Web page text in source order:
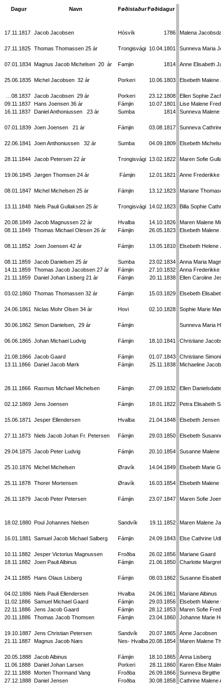
Dagur Navn FøðistaðurFøðidagur
17.11.1817 Jacob Jacobsen Hósvík 1786 Malena
27.11.1825 Thomas Thomassen 25 ár Trongisvági 10.04.1801 Sunneva Maria
07.01.1834 Magnus Jacob Michelsen 20 ár Famjin 1814 Anne Elisabeth
25.06.1835 Michel Jacobsen 32 ár Porkeri 10.06.1803 Elsebeth
…08.1837 Jacob Jacobsen 29 ár Porkeri 23.12.1808
Ellen Sophie
09.11.1837 Hans Joensen 36 ár Fámjin 10.07.1801
Lise Malene
16.11.1837 Daniel Anthoniussen 23 ár Sumba 1814 Sunneva
07.01.1839 Joen Joensen 21 ár Fámjin 03.08.1817 Sunneva
22.06.1841 Joen Anthoniussen 32 ár Sumba 04.09.1809 Elsebeth
28.11.1844 Jacob Petersen 22 ár Trongisvági 13.02.1822 Maren Sofie
19.06.1845 Jørgen Thomsen 24 ár Fámjin 12.01.1821 Anne
08.01.1847 Michel Michelsen 25 ár Fámjin 13.12.1823 Mariane
13.11.1848 Niels Pauli Gullaksen 25 ár Trongisvági 14.02.1823 Billa Sophie
20.08.1849 Jacob Magnussen 22 ár Hvalba 14.10.1826
Maren Malene
08.11.1849 Thomas Michael Olesen 26 ár Fámjin 26.05.1823 Elsebeth
08.11.1852 Joen Joensen 42 ár Fámjin 13.05.1810 Elsebeth Helene
08.11.1859 Jacob Danielsen 25 ár Sumba 23.02.1834
Anna Maria
14.11.1859 Thomas Jacob Jacobsen 27 ár Fámjin 27.10.1832
Anna Frederikke
21.11.1859 Daniel Johan Lisberg 21 ár Fámjin 20.11.1838 Ellen Caroline
03.02.1860 Thomas Thomassen 32 ár Fámjin 15.03.1829 Elsebeth
24.06.1861 Niclas Mohr Olsen 34 ár Hovi 02.10.1828 Sophie Marie
30.06.1862 Simon Danielsen, 29 ár Fámjin Sunneva Maria
06.06.1865 Johan Michael Ludvig Fámjin 18.10.1841 Christiane
21.08.1866 Jacob Gaard Fámjin 01.07.1843
Christiane
13.11.1866 Daniel Jacob Mørk Fámjin 25.11.1838 Michaeline
28.11.1866 Rasmus Michael Michelsen Fámjin 27.09.1832 Ellen
02.12.1869 Jens Joensen Fámjin 18.01.1822 Petra Elisabeth
15.06.1871 Jesper Ellendersen Hvalba 21.04.1848 Elsebeth Jensen
27.11.1873 Niels Jacob Johan Fr. Petersen Fámjin 29.03.1850 Elsebeth
29.04.1875 Jacob Peter Ludvig Fámjin 20.10.1854 Susanne
25.10.1876 Michel Michelsen Øravík 14.04.1849 Elsebeth Marie
25.11.1878 Thorer Mortensen Øravík 16.03.1854 Elsebeth
26.11.1879 Jacob Peter Petersen Fámjin 23.07.1847 Maren Sofie
18.02.1880 Poul Johannes Nielsen Sandvík 19.11.1852 Maren Malene
16.01.1881 Samuel Jacob Michael Salberg Fámjin 24.09.1843 Else Cathrine
10.11.1882 Jesper Victorius Magnussen Froðba 26.02.1856
Mariane Gaard
18.11.1882 Joen Pauli Albinus Fámjin 21.06.1850 Charlotte
24.11.1885 Hans Olaus Lisberg Fámjin 08.03.1862 Susanne
04.02.1886 Niels Pauli Ellendersen Hvalba 24.06.1861
Mariane Albinus
11.02.1886 Samuel Michael Gaard Fámjin 29.03.1856
Elsebeth Malene
22.11.1886 Jens Jacob Gaard Fámjin 28.12.1853
Maren Sofie
20.11.1886 Thomas Jacob Thomsen Fámjin 23.04.1860 Johanne Marie
19.10.1887 Jens Christian Petersen Sandvík 20.07.1865
Anne Jacobsen
21.11.1887 Magnus Jacob Næs Nes- Hvalba20.08.1854 Maren Malene
20.05.1888 Jacob Albinus Fámjin 18.10.1865
Anna Lisberg
11.06.1888 Daniel Johan Larsen Porkeri 28.11.1860
Karen Elise
22.11.1888 Morten Thormand Vang Froðba 26.09.1866
Sunneva
27.12.1888 Daniel Jensen Froðba 30.08.1858 Cathrine Malene